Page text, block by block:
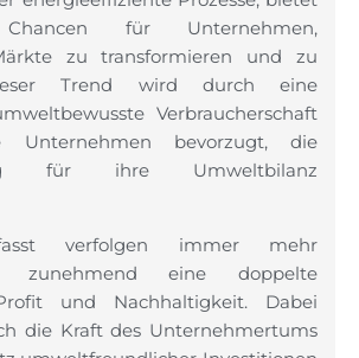
Chancen für Unternehmen,
zu transformieren und zu
Trend wird durch eine
Verbraucherschaft
Unternehmen bevorzugt, die
für ihre Umweltbilanz
verfolgen immer mehr
zunehmend eine doppelte
und Nachhaltigkeit. Dabei
die Kraft des Unternehmertums